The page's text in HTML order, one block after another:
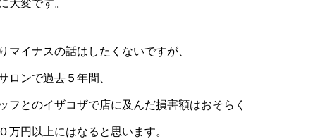
大変です。
マイナスの話はしたくないですが、
ロンで過去５年間、
フとのイザコザで店に及んだ損害額はおそらく
万円以上にはなると思います。